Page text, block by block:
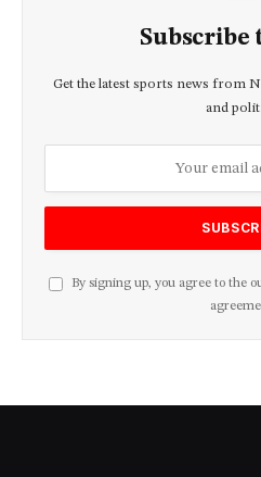
Subscribe
Get the latest sports news from
and
By signing up, you agree to the